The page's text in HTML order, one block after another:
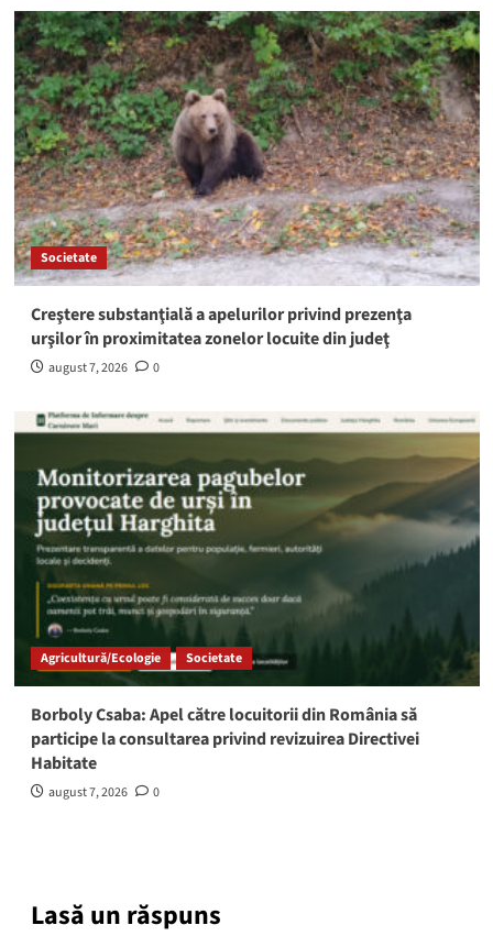
Societate
Creştere substanţială a apelurilor privind prezenţa
urşilor în proximitatea zonelor locuite din judeţ
august 7, 2026 0
Agricultură/Ecologie Societate
Borboly Csaba: Apel către locuitorii din România să
participe la consultarea privind revizuirea Directivei
Habitate
august 7, 2026 0
Lasă un răspuns